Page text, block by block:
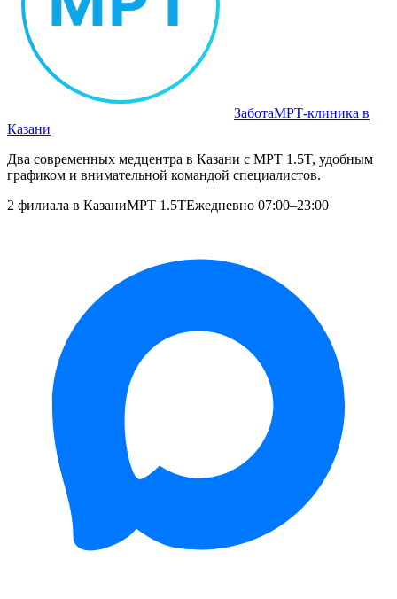
ЗаботаМРТ‑клиника в
Казани
Два современных медцентра в Казани с МРТ 1.5T, удобным
графиком и внимательной командой специалистов.
2 филиала в КазаниМРТ 1.5TЕжедневно 07:00–23:00